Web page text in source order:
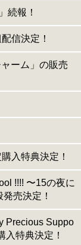
続報！
信決定！
ーム」の販売
入特典決定！
!!!! 〜15の夜に
売決定！
Precious Suppo
入特典決定！